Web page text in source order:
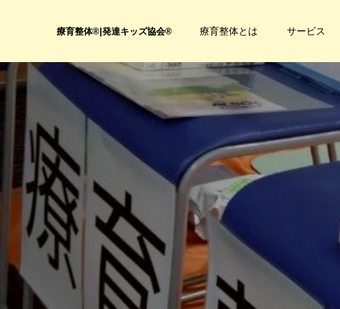
療育整体®|発達キッズ協会® 療育整体とは サービス